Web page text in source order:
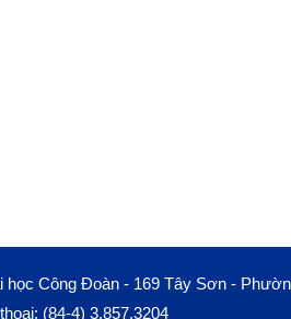
Công Đoàn - 169 Tây Sơn -
(84-4) 3.857.3204